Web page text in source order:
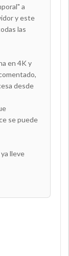
a
y este
las
en 4K y
desde
se puede
lleve